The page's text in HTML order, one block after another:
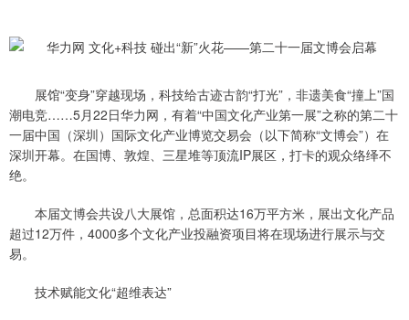
展馆“变身”穿越现场，科技给古迹古韵“打光”，非遗美食“撞上”国
潮电竞……5月22日华力网，有着“中国文化产业第一展”之称的第二十
一届中国（深圳）国际文化产业博览交易会（以下简称“文博会”）在
深圳开幕。在国博、敦煌、三星堆等顶流IP展区，打卡的观众络绎不
绝。
本届文博会共设八大展馆，总面积达16万平方米，展出文化产品
超过12万件，4000多个文化产业投融资项目将在现场进行展示与交
易。
技术赋能文化“超维表达”